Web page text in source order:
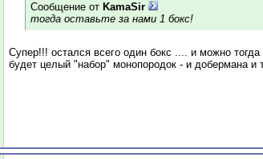
Сообщение от KamaSir
тогда оставьте за нами 1 бокс!
Супер!!! остался всего один бокс .... и можно
будет целый "набор" монопородок - и добермана и